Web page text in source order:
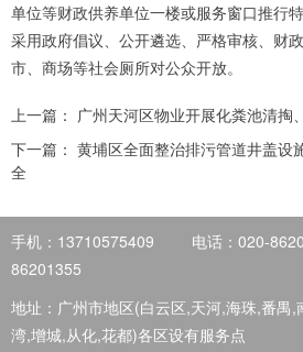
单位等财政供养单位一楼或服务窗口推行
采用政府倡议、公开遴选、严格审核、财
市、商场等社会厕所对公众开放。
上一篇： 广州天河区物业开展化粪池清掏
下一篇： 黄埔区全面整治排污管道井盖设
全
手机：13710575409 电话：020-
86201355
地址：广州市地区(白云区,天河,海珠,番禺,
湾,增城,从化,花都)各区设有服务点